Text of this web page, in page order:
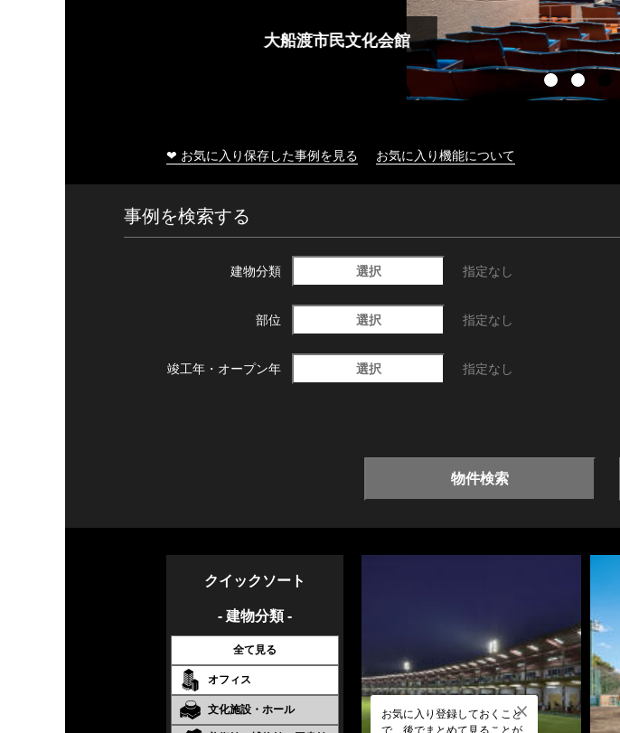
大船渡市民文化会館
❤ お気に入り保存した事例を見る お気に入り機能について
事例を検索する
建物分類 選択 指定なし
部位 選択 指定なし
竣工年・ オープン年 選択 指定なし
物件検索
クイックソート
- 建物分類 -
全て見る
オフィス
文化施設・ホール
お気に入り登録しておくこと
で、後でまとめて見ることが